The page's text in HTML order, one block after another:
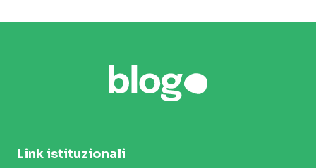
Link istituzionali